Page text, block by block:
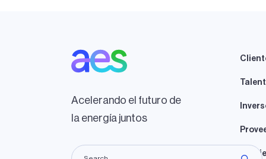
Acelerando el futuro de
la energía juntos